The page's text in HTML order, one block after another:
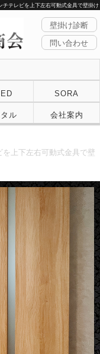
チテレビを上下左右可動式金具で壁掛け
壁掛け診断
問い合わせ
SORA
ル 会社案内
上下左右可動式金具で壁